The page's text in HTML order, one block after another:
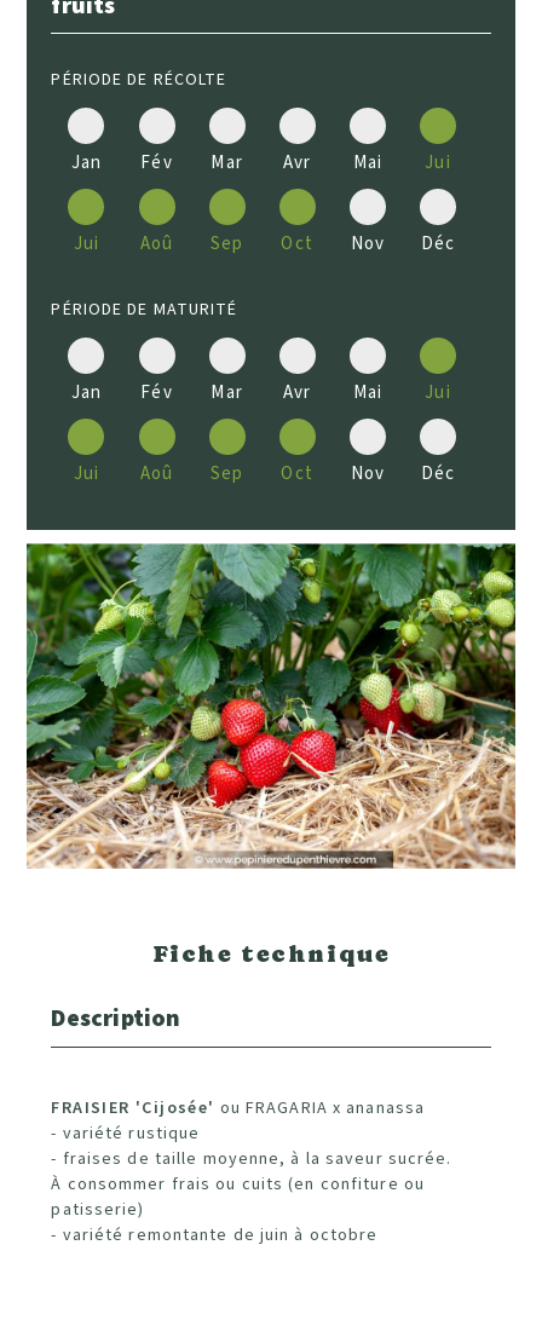
PÉRIODE DE RÉCOLTE
Jan Fév Mar Avr Mai Jui
Jui Aoû Sep Oct Nov Déc
PÉRIODE DE MATURITÉ
Jan Fév Mar Avr Mai Jui
Jui Aoû Sep Oct Nov Déc
Fiche technique
Description
FRAISIER 'Cijosée' ou FRAGARIA x ananassa
- variété rustique
- fraises de taille moyenne, à la saveur sucrée.
À consommer frais ou cuits (en confiture ou
patisserie)
- variété remontante de juin à octobre